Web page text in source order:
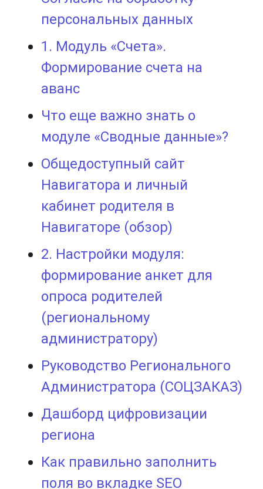
персональных данных
1. Модуль «Счета».
Формирование счета на
аванс
Что еще важно знать о
модуле «Сводные данные»?
Общедоступный сайт
Навигатора и личный
кабинет родителя в
Навигаторе (обзор)
2. Настройки модуля:
формирование анкет для
опроса родителей
(региональному
администратору)
Руководство Регионального
Администратора (СОЦЗАКАЗ)
Дашборд цифровизации
региона
Как правильно заполнить
поля во вкладке SEO